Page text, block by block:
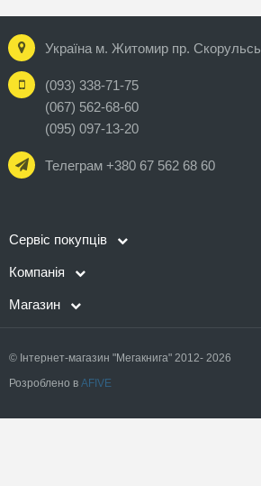
Україна м. Житомир пр.
(093) 338-71-75
(067) 562-68-60
(095) 097-13-20
Телеграм +380 67 562 68 60
Сервіс покупців
Компанія
Магазин
© Інтернет-магазин "Мегакнига" 2012- 2026
Розроблено в AFIVE